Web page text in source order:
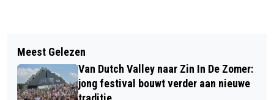
VERMISTE EN GEVONDEN DIEREN
DIERENAMBULANCE KENNEMERLAND
FANTASYFESTIVAL CASTLEFEST 2023
LANDGOED KASTEEL KEUKENHOF
Meest Gelezen
Van Dutch Valley naar Zin In De Zomer:
jong festival bouwt verder aan nieuwe